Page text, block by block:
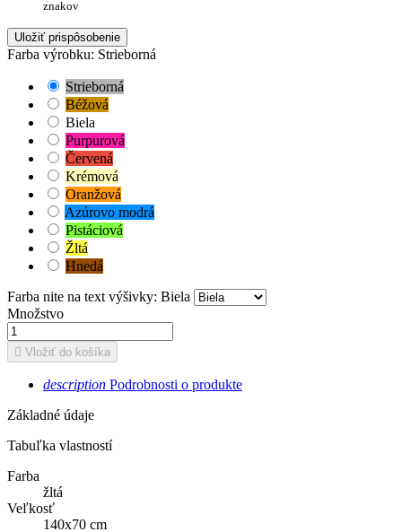
znakov
Uložiť prispôsobenie
Farba výrobku: Strieborná
Strieborná
Béžová
Biela
Purpurová
Červená
Krémová
Oranžová
Azúrovo modrá
Pistáciová
Žltá
Hnedá
Farba nite na text výšivky: Biela
Množstvo
 Vložiť do košíka
description Podrobnosti o produkte
Základné údaje
Tabuľka vlastností
Farba
žltá
Veľkosť
140x70 cm